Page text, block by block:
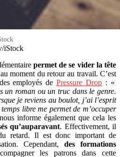
iStock
permet de se vider la tête
au moment du retour au travail. C’est
employés dePressure Drop : «
un roman ou un truc dans le genre.
je reviens au boulot, j’ai l’esprit
libre me permet de m’occuper
informe également que cela les
qu’auparavant. Effectivement, il
retard. Il est donc important de
Cependant, des formations
les patrons dans cette